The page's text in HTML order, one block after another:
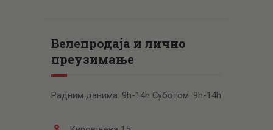
Велепродаја и лично
преузимање
Радним данима: 9h-14h Суботом: 9h-14h